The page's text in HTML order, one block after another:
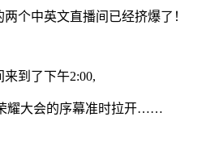
个中英文直播间已经挤爆了！
来到了下午2:00,
耀大会的序幕准时拉开……